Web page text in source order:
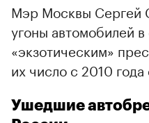
Мэр Москвы Сергей
угоны автомобилей в
«экзотическим»
их число с 2010
Ушедшие